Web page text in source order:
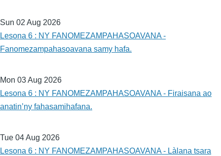
Sun 02 Aug 2026
Lesona 6 : NY FANOMEZAMPAHASOAVANA -
Fanomezampahasoavana samy hafa.
Mon 03 Aug 2026
Lesona 6 : NY FANOMEZAMPAHASOAVANA - Firaisana ao
anatin’ny fahasamihafana.
Tue 04 Aug 2026
Lesona 6 : NY FANOMEZAMPAHASOAVANA - Làlana tsara